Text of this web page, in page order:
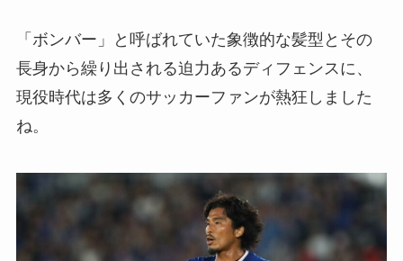
「ボンバー」と呼ばれていた象徴的な髪型とその
長身から繰り出される迫力あるディフェンスに、
現役時代は多くのサッカーファンが熱狂しました
ね。